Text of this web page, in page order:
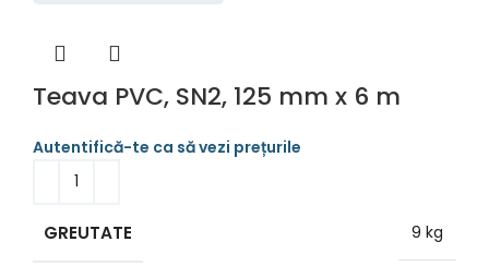
Teava PVC, SN2, 125 mm x 6 m
GREUTATE 9 kg